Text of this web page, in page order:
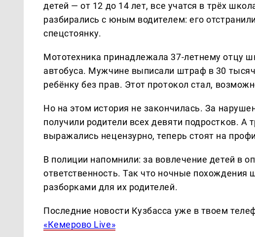
детей — от 12 до 14 лет, все учатся в трёх
разбирались с юным водителем: его
спецстоянку.
Мототехника принадлежала 37-летнему отцу
автобуса. Мужчине выписали штраф в 30
ребёнку без прав. Этот протокол стал,
Но на этом история не закончилась. За
получили родители всех девяти подростков. А
выражались нецензурно, теперь стоят на
В полиции напомнили: за вовлечение детей в
ответственность. Так что ночные похождения
разборками для их родителей.
Последние новости Кузбасса уже в твоем
«Кемерово Live»